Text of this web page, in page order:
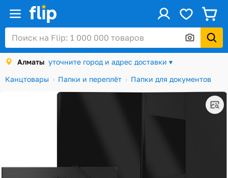
Алматы уточните город и адрес доставки ▾
Канцтовары
Папки и переплёт Папки для документов
Войти / Регистрация
Каталог
Скидки и акции